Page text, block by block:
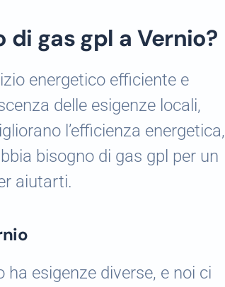
gas gpl a Vernio?
energetico efficiente e
delle esigenze locali,
l’efficienza energetica,
bisogno di gas gpl per un
aiutarti.
ha esigenze diverse, e noi ci